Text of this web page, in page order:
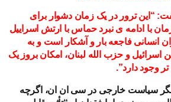
“ این ترور در یک زمان دشوار برای
با ادامه ی نبرد حماس با ارتش اسراییل
انسانی فاجعه بار و آشکار است و به
اسرائیل و حزب الله لبنان، امکان بروز یک
وجود دارد”.
سیاست خارجی در سی ان ان، اگرچه